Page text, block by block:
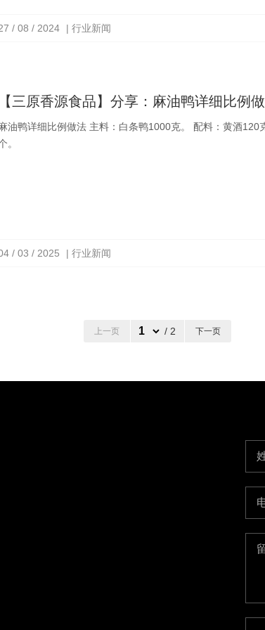
/ 08 / 2024 | 行业新闻
三原香源食品】分享：麻油鸭详细比例
详细比例做法 主料：白条鸭1000克。 配料：黄酒120克、芝麻香油80克、姜片70克、生抽20克、食盐10克、老抽5克、蒜瓣一
。
/ 03 / 2025 | 行业新闻
上一页 / 2 下一页